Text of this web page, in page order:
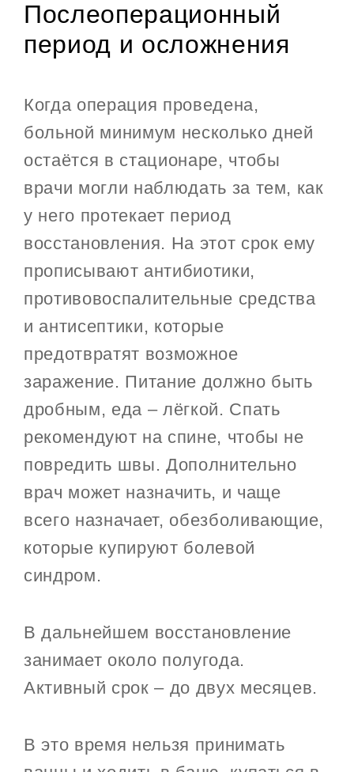
Послеоперационный
период и осложнения
Когда операция проведена,
больной минимум несколько дней
остаётся в стационаре, чтобы
врачи могли наблюдать за тем, как
у него протекает период
восстановления. На этот срок ему
прописывают антибиотики,
противовоспалительные средства
и антисептики, которые
предотвратят возможное
заражение. Питание должно быть
дробным, еда – лёгкой. Спать
рекомендуют на спине, чтобы не
повредить швы. Дополнительно
врач может назначить, и чаще
всего назначает, обезболивающие,
которые купируют болевой
синдром.
В дальнейшем восстановление
занимает около полугода.
Активный срок – до двух месяцев.
В это время нельзя принимать